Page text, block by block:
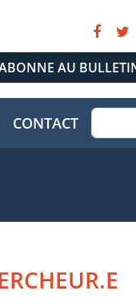
CONTACT